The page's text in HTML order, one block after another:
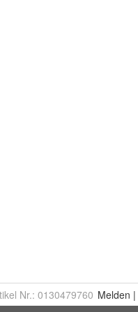
Nr.: 0130479760 Melden |